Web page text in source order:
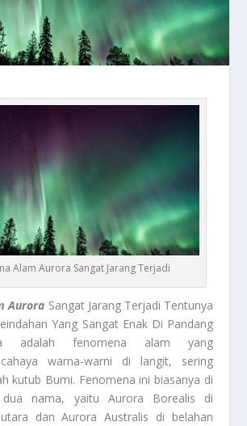
Alam Aurora Sangat Jarang Terjadi
Aurora Sangat Jarang Terjadi Tentunya
Yang Sangat Enak Di Pandang
adalah fenomena alam yang
warna-warni di langit, sering
kutub Bumi. Fenomena ini biasanya di
dua nama, yaitu Aurora Borealis di
dan Aurora Australis di belahan